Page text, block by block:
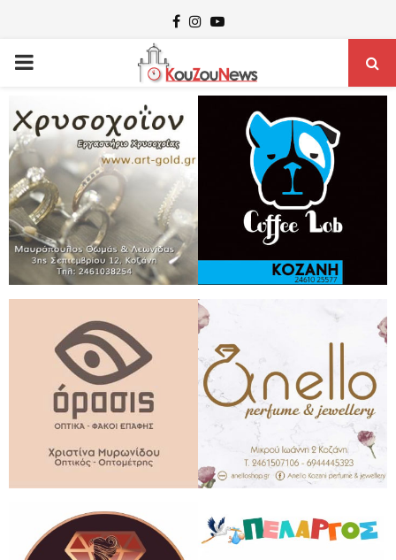
Facebook
Instagram
Youtube
PRIMARY
MENU